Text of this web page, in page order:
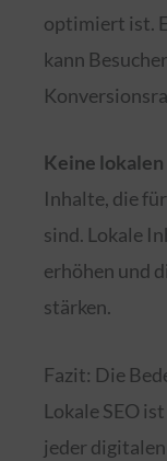
optimiert ist.
kann
Keine
Inhalte, die
sind. Lokale
erhöhen und
stärken.
Fazit: Die
Lokale SEO
jeder